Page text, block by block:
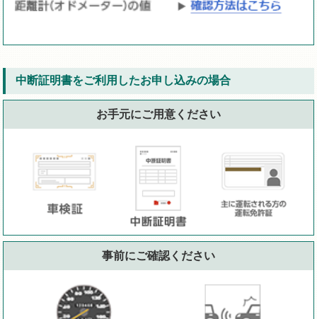
中断証明書をご利用したお申し込みの場合
お手元にご用意ください
事前にご確認ください